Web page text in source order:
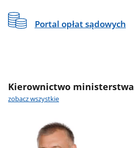
Portal opłat sądowych
Kierownictwo ministerstwa
zobacz wszystkie